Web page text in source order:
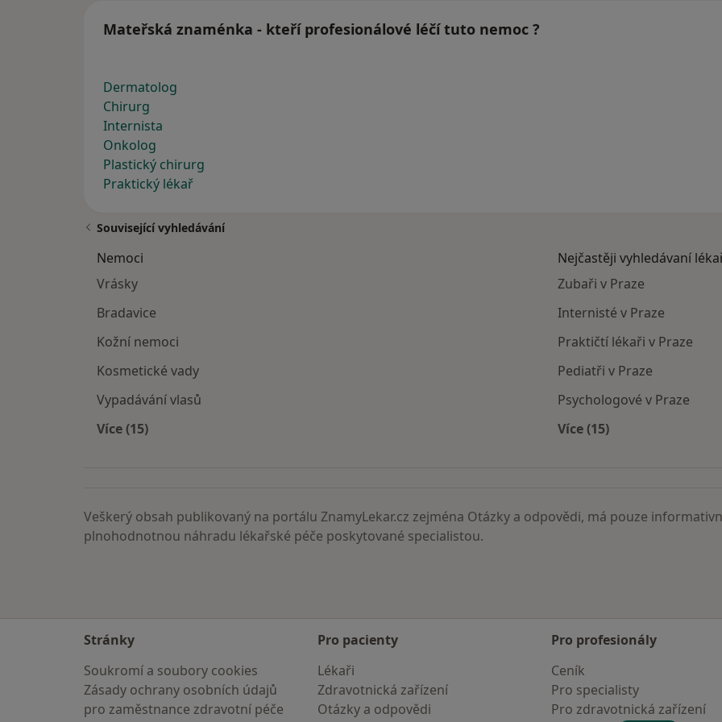
Mateřská znaménka - kteří profesionálové léčí tuto nemoc ?
Dermatolog
Chirurg
Internista
Onkolog
Plastický chirurg
Praktický lékař
Související vyhledávání
Nemoci
Vrásky
Bradavice
Kožní nemoci
Kosmetické vady
Vypadávání vlasů
Více (15)
Nejčastěji vyhledávaní
Zubaři v Praze
Internisté v Praze
Praktičtí lékaři v Praze
Pediatři v Praze
Psychologové v Praze
Více (15)
Veškerý obsah publikovaný na portálu ZnamyLekar.cz zejména Otázky a odpovědi, má pouze
plnohodnotnou náhradu lékařské péče poskytované specialistou.
Stránky
Soukromí a soubory cookies
Zásady ochrany osobních údajů
pro zaměstnance zdravotní péče
Pro pacienty
Lékaři
Zdravotnická zařízení
Otázky a odpovědi
Pro profesionály
Ceník
Pro specialisty
Pro zdravotnická zařízení